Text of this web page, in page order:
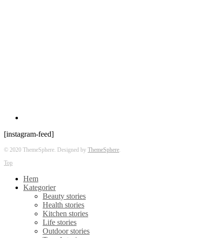
[instagram-feed]
© 2020 ThemeSphere. Designed by ThemeSphere
Top
Hem
Kategorier
Beauty stories
Health stories
Kitchen stories
Life stories
Outdoor stories